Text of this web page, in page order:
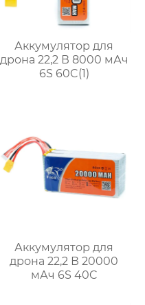
Аккумулятор для
дрона 22,2 В 8000 мАч
6S 60C(1)
Аккумулятор для
дрона 22,2 В 20000
мАч 6S 40C